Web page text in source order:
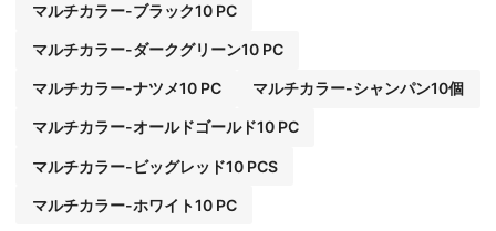
マルチカラー-ブラック10 PC
マルチカラー-ダークグリーン10 PC
マルチカラー-ナツメ10 PC マルチカラー-シャンパン10個
マルチカラー-オールドゴールド10 PC
マルチカラー-ビッグレッド10 PCS
マルチカラー-ホワイト10 PC